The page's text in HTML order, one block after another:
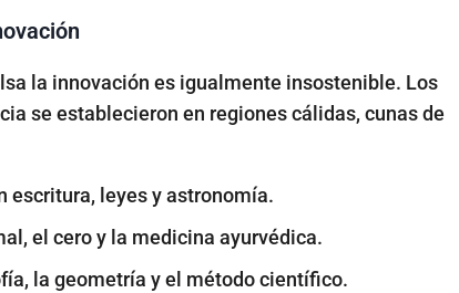
la innovación es igualmente insostenible. Los
se establecieron en regiones cálidas, cunas de
escritura, leyes y astronomía.
el cero y la medicina ayurvédica.
la geometría y el método científico.